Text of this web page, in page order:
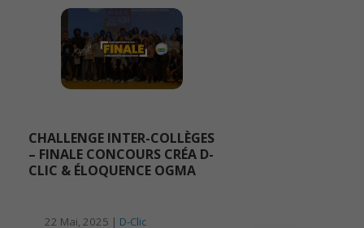
CHALLENGE INTER-COLLÈGES
– FINALE CONCOURS CRÉA D-
CLIC & ÉLOQUENCE OGMA
22 Mai, 2025 | D-Clic